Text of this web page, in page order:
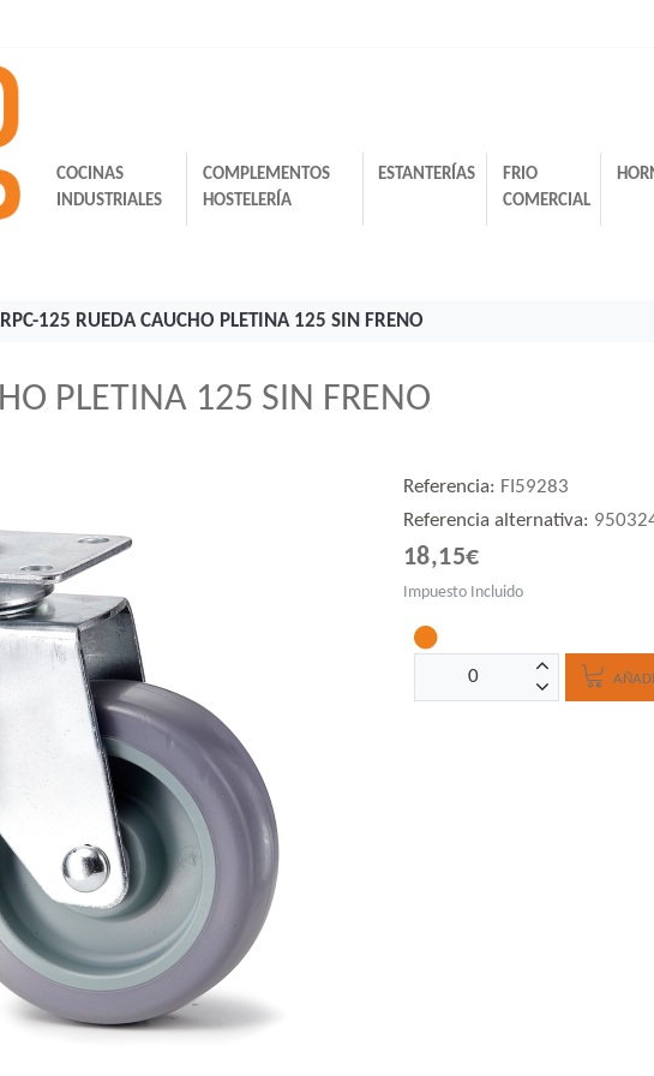
COCINAS
INDUSTRIALES
COMPLEMENTOS
HOSTELERÍA
ESTANTERÍAS
FRIO
COMERCIAL
125 RUEDA CAUCHO PLETINA 125 SIN FRENO
PLETINA 125 SIN FRENO
Referencia: FI59283
Referencia alternativa:
18,15€
Impuesto Incluido